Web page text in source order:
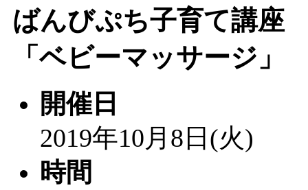
「赤ちゃん交流広場
間：2026/08/10～
「みなづる号乗車体
de 健康づくり」」 受
「堂島地区歴史ウオ
ばんびぷち子育て講座
「ベビーマッサージ」
開催日
2019年10月8日(火)
時間